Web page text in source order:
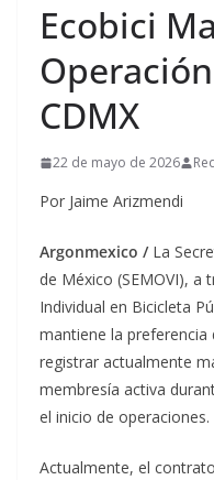
Ecobici
CDMX
22 de mayo de 2026
Por Jaime Arizmendi
Argonmexico / La
de México (SEMOVI), a
Individual en Bicicleta
mantiene la preferencia
registrar actualmente
membresía activa
el inicio de operaciones.
Actualmente, el